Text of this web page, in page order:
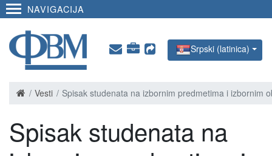
NAVIGACIJA
Srpski (latinica)
Vesti Spisak studenata na izbornim predmetima i izbornim
Spisak studenata na